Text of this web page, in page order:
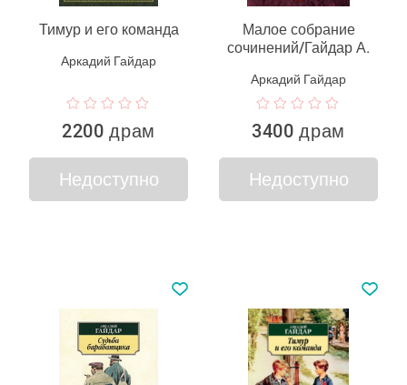
Тимур и его команда
Аркадий Гайдар
2200 драм
Недоступно
Малое собрание
сочинений/Гайдар А.
Аркадий Гайдар
3400 драм
Недоступно